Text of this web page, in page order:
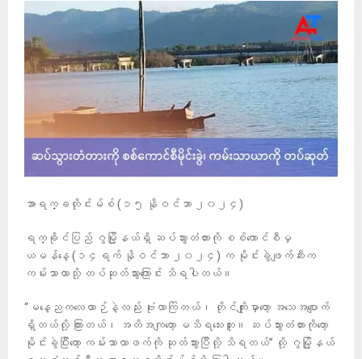
အာရက္ခတိုင်းမ်စ် (၁၅ နိုဝင်ဘာ ၂၀၂၄)
ရက္ခိုင်ပြည် ဂွမြို့နယ်ရှိ ဆပ်သွားတံတားကို စစ်ကောင်စီမှ
ယမန်နေ့ (၁၄ရက် နိုဝင်ဘာ ၂၀၂၄) က မိုင်းခွဲဖျက်ဆီးက
ကမ်းသာယာသို့ တပ်ဆုတ်သွားကြောင်း သိရပါတယ်။
“မနေ့ညကလေယာဉ်နဲ့လည်း ဗုံးလာကြဲတယ်၊ တိုင်ကျိုးမှာတော့ အသေအပျောက်
ရှိတယ်လို့ ကြားတယ်၊ အတိအကျတော့ မသိရသေးဘူး။ ဆပ်သွားတံတားကိုတော့
မိုင်းခွဲပြီးတော့ ကမ်းသာယာဖက်ကို ဆုတ်သွားပြီလို့ သိရတယ်” လို့ ဂွမြို့နယ်